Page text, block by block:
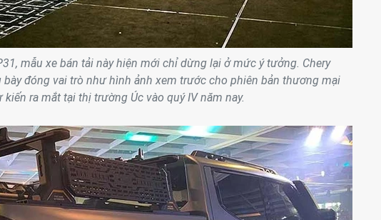
mẫu xe bán tải này hiện mới chỉ dừng lại ở mức ý tưởng. Chery
đóng vai trò như hình ảnh xem trước cho phiên bản thương mại
kiến ra mắt tại thị trường Úc vào quý IV năm nay.